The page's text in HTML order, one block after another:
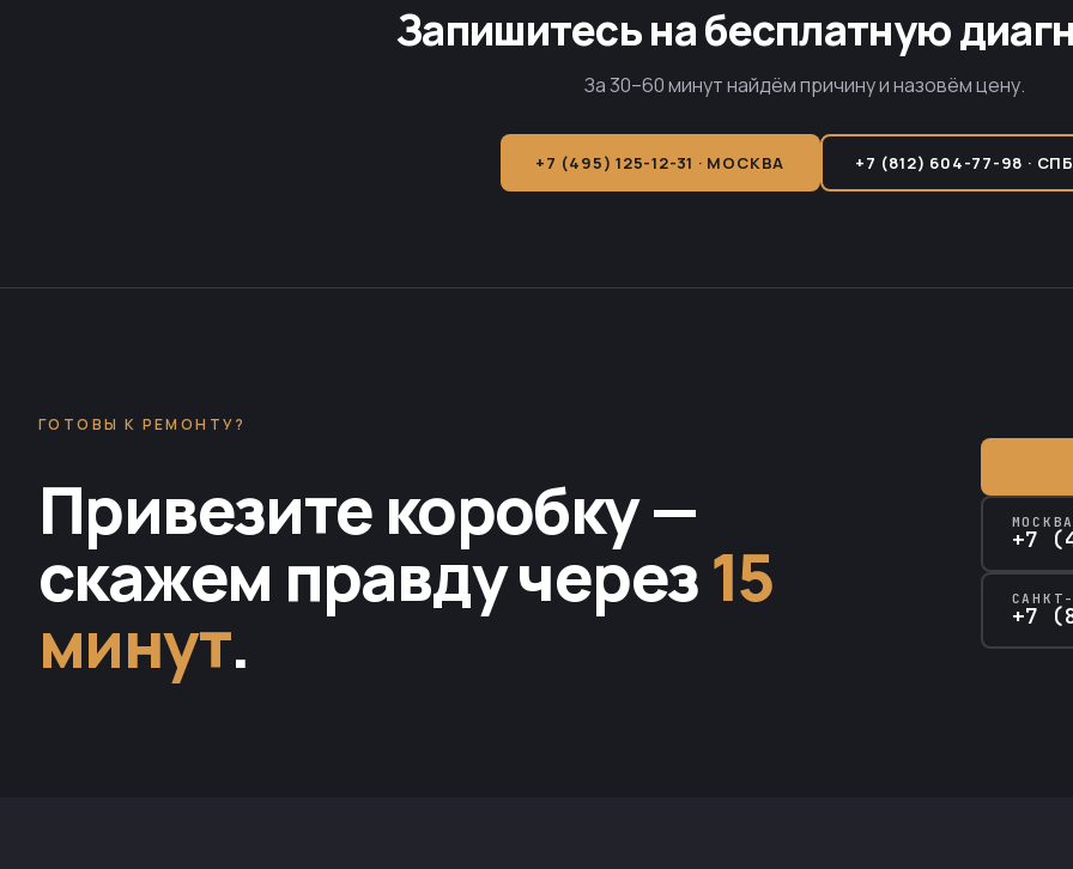
Запишитесь на бесплатную
За 30–60 минут найдём причину и назовём цену.
+7 (495) 125-12-31 · МОСКВА +7 (812) 604-77-98 · СПБ
ГОТОВЫ К РЕМОНТУ?
Привезите коробку —
скажем правду через15
минут.
+7
+7